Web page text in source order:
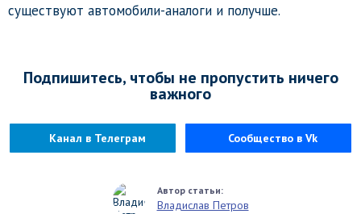
существуют автомобили-аналоги и получше.
Подпишитесь, чтобы не пропустить ничего
важного
Канал в Телеграм Сообщество в Vk
Владислав Петров